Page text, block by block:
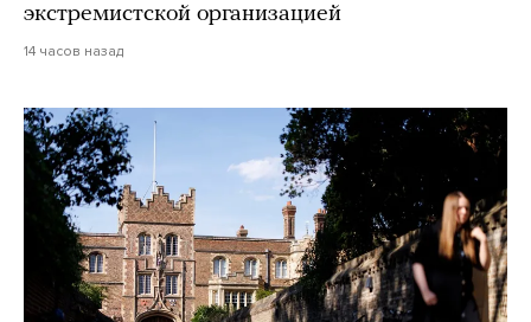
экстремистской организацией
14 часов назад